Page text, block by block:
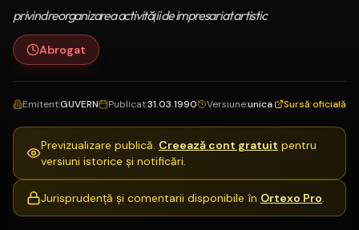
privind reorganizarea activităţii de impresariat artistic
Abrogat
Emitent:GUVERN Publicat:31.03.1990 Versiune:unica Sursă oficială
Previzualizare publică. Creează cont gratuit pentru
versiuni istorice și notificări.
Jurisprudență și comentarii disponibile în Ortexo Pro.